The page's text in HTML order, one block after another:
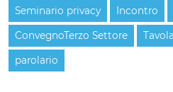
Seminario privacy Incontro
ConvegnoTerzo Settore
parolario